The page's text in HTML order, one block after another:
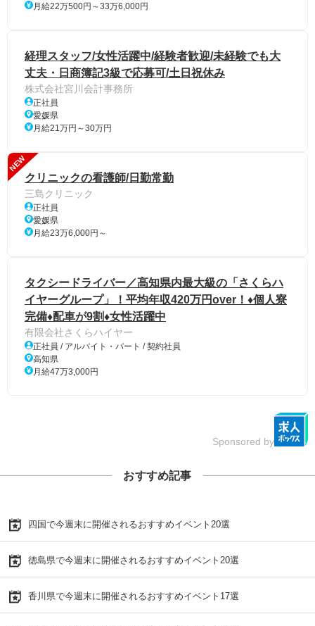
月給22万500円～33万6,000円
経理スタッフ/女性活躍中/経験者歓迎/未経験でも大
丈夫・日商簿記3級で応募可/土日祝休み
株式会社宮川会計事務所
正社員
愛媛県
月給21万円～30万円
NEW
クリニックの看護師/日勤常勤
三島クリニック
正社員
愛媛県
月給23万6,000円～
タクシードライバー／高知県内最大級の「さくらハ
イヤーグループ」！平均年収420万円over！♦個人寮
完備♦配車が9割♦女性活躍中
有限会社さくらハイヤー
正社員 / アルバイト・パート / 契約社員
高知県
月給47万3,000円
Sponsored by
おすすめ記事
四国で今週末に開催されるおすすめイベント20選
徳島県で今週末に開催されるおすすめイベント20選
香川県で今週末に開催されるおすすめイベント17選